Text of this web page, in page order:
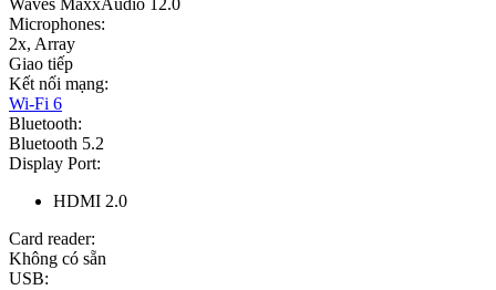
Waves MaxxAudio 12.0
Microphones:
2x, Array
Giao tiếp
Kết nối mạng:
Wi-Fi 6
Bluetooth:
Bluetooth 5.2
Display Port:
HDMI 2.0
Card reader:
Không có sẵn
USB: